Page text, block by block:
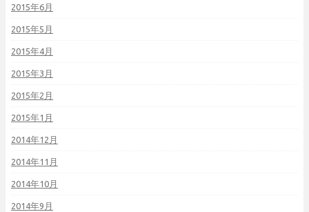
2015年6月
2015年5月
2015年4月
2015年3月
2015年2月
2015年1月
2014年12月
2014年11月
2014年10月
2014年9月